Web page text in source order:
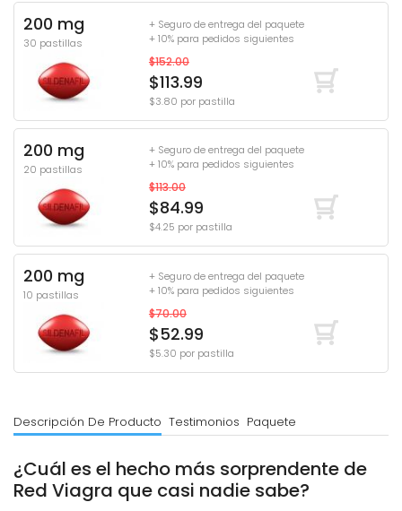
200 mg
30 pastillas
+ Seguro de entrega del paquete
+ 10% para pedidos siguientes
$152.00
$113.99
$3.80 por pastilla
200 mg
20 pastillas
+ Seguro de entrega del paquete
+ 10% para pedidos siguientes
$113.00
$84.99
$4.25 por pastilla
200 mg
10 pastillas
+ Seguro de entrega del paquete
+ 10% para pedidos siguientes
$70.00
$52.99
$5.30 por pastilla
Descripción De Producto Testimonios Paquete
¿Cuál es el hecho más sorprendente de
Red Viagra que casi nadie sabe?